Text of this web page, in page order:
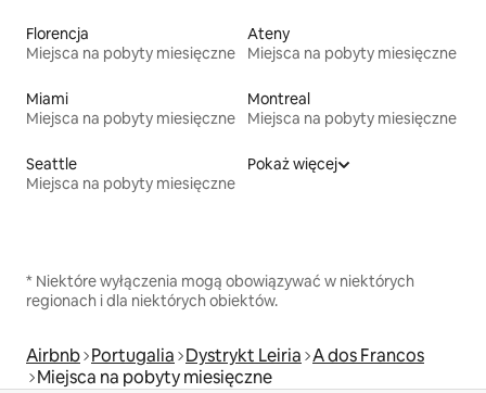
Florencja
Miejsca na pobyty miesięczne
Ateny
Miejsca na pobyty miesięczne
Miami
Miejsca na pobyty miesięczne
Montreal
Miejsca na pobyty miesięczne
Seattle
Miejsca na pobyty miesięczne
Pokaż więcej
* Niektóre wyłączenia mogą obowiązywać w niektórych
regionach i dla niektórych obiektów.
Airbnb Portugalia Dystrykt Leiria A dos Francos
Miejsca na pobyty miesięczne